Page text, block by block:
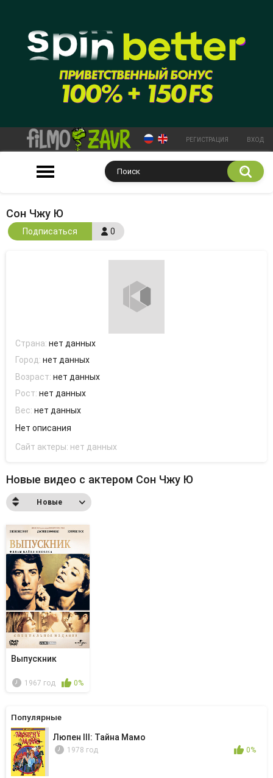
РЕГИСТРАЦИЯ ВХОД
Популярные
Люпен III: Тайна Мамо
1978 год 0%
Сон Чжу Ю
0
Подписаться
Страна:нет данных
Город:нет данных
Возраст:нет данных
Рост:нет данных
Вес:нет данных
Нет описания
Сайт актеры: нет данных
Новые видео с актером Сон Чжу Ю
Новые
Выпускник
1967 год 0%